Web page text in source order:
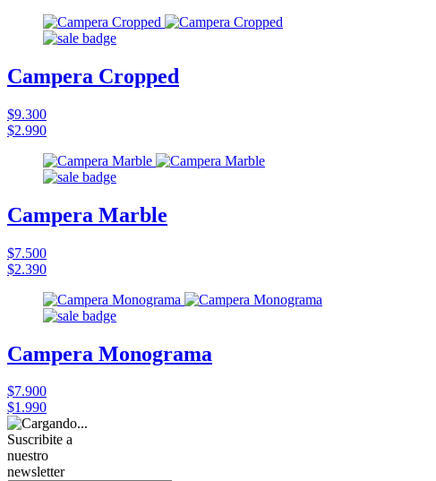
Campera Cropped
$9.300
$2.990
Campera Marble
$7.500
$2.390
Campera Monograma
$7.900
$1.990
Suscribite a
nuestro
newsletter